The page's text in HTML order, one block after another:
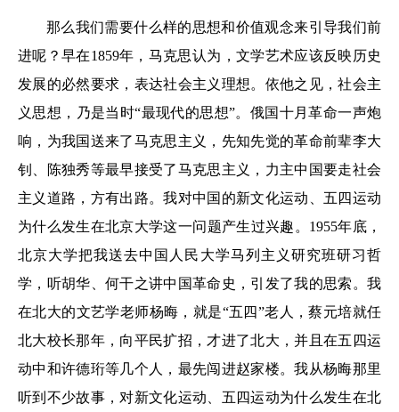
那么我们需要什么样的思想和价值观念来引导我们前
进呢？早在1859年，马克思认为，文学艺术应该反映历史
发展的必然要求，表达社会主义理想。依他之见，社会主
义思想，乃是当时“最现代的思想”。俄国十月革命一声炮
响，为我国送来了马克思主义，先知先觉的革命前辈李大
钊、陈独秀等最早接受了马克思主义，力主中国要走社会
主义道路，方有出路。我对中国的新文化运动、五四运动
为什么发生在北京大学这一问题产生过兴趣。1955年底，
北京大学把我送去中国人民大学马列主义研究班研习哲
学，听胡华、何干之讲中国革命史，引发了我的思索。我
在北大的文艺学老师杨晦，就是“五四”老人，蔡元培就任
北大校长那年，向平民扩招，才进了北大，并且在五四运
动中和许德珩等几个人，最先闯进赵家楼。我从杨晦那里
听到不少故事，对新文化运动、五四运动为什么发生在北